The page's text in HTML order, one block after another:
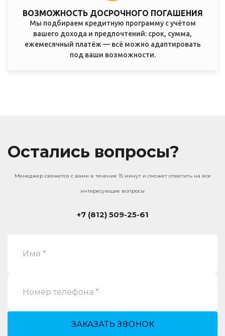
ВОЗМОЖНОСТЬ ДОСРОЧНОГО ПОГАШЕНИЯ
Мы подбираем кредитную программу с учётом
вашего дохода и предпочтений: срок, сумма,
ежемесячный платёж — всё можно адаптировать
под ваши возможности.
Остались вопросы?
Менеджер свяжется с вами в течение 15 минут и сможет ответить на все
интересующие вопросы
+7 (812) 509-25-61
ЗАКАЗАТЬ ЗВОНОК